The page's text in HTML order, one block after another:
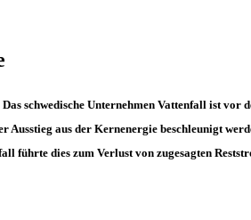
schwedische Unternehmen Vattenfall ist vor
Ausstieg aus der Kernenergie beschleunigt
führte dies zum Verlust von zugesagten